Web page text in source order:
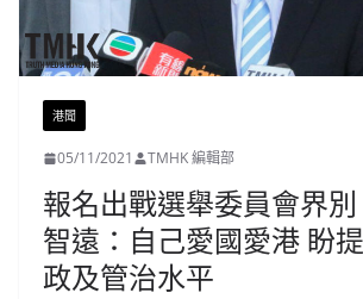
港聞
05/11/2021 TMHK 編輯部
報名出戰選舉委員會界
智遠：自己愛國愛港 盼
政及管治水平